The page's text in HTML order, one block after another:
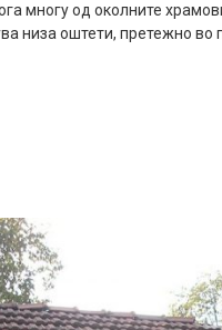
многу од околните
низа оштети, претежно во